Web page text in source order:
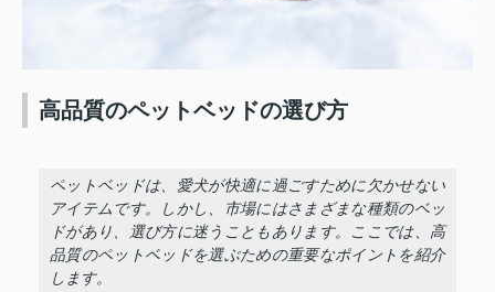
高品質のペットベッドの選び方
ペットベッドは、愛犬が快適に過ごすために欠かせない
アイテムです。しかし、市場にはさまざまな種類のベッ
ドがあり、選び方に迷うこともあります。ここでは、高
品質のペットベッドを選ぶための重要なポイントを紹介
します。